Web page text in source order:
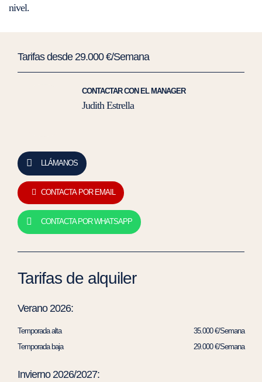
nivel.
Tarifas desde 29.000 €/Semana
CONTACTAR CON EL MANAGER
Judith Estrella
LLÁMANOS
CONTACTA POR EMAIL
CONTACTA POR WHATSAPP
Tarifas de alquiler
Verano 2026:
Temporada alta
35.000 €/Semana
Temporada baja
29.000 €/Semana
Invierno 2026/2027: